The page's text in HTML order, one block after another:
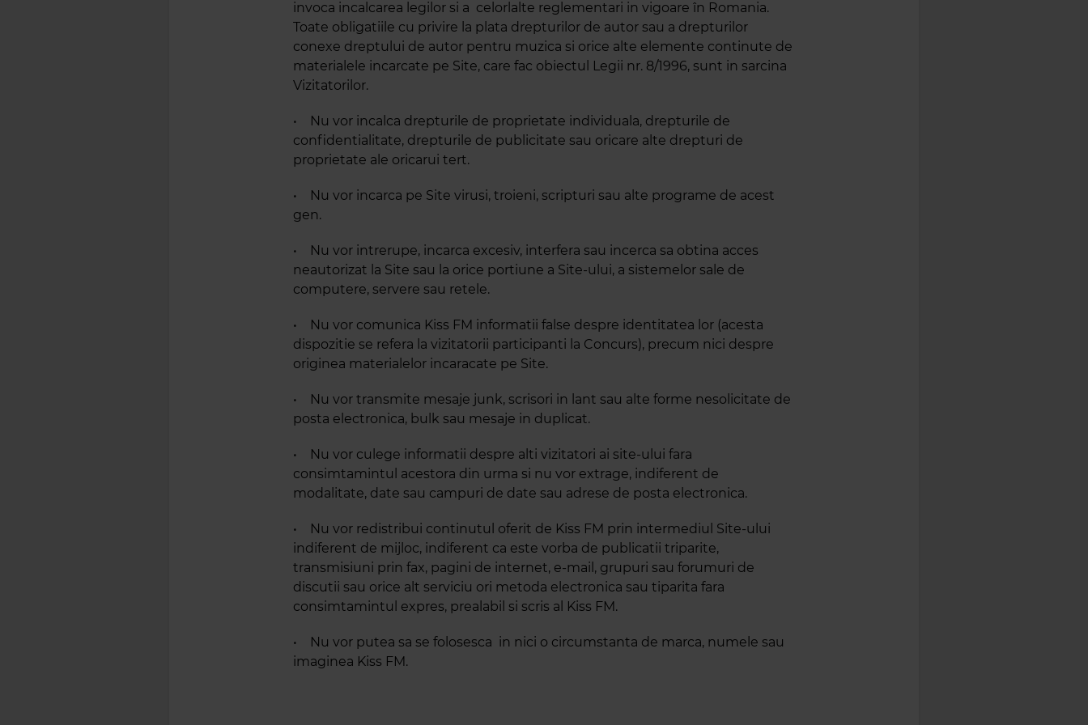
invoca incalcarea legilor si a celorlalte reglementari in vigoare în Romania.
Toate obligatiile cu privire la plata drepturilor de autor sau a drepturilor
conexe dreptului de autor pentru muzica si orice alte elemente continute de
materialele incarcate pe Site, care fac obiectul Legii nr. 8/1996, sunt in sarcina
Vizitatorilor.
• Nu vor incalca drepturile de proprietate individuala, drepturile de
confidentialitate, drepturile de publicitate sau oricare alte drepturi de
proprietate ale oricarui tert.
• Nu vor incarca pe Site virusi, troieni, scripturi sau alte programe de acest
gen.
• Nu vor intrerupe, incarca excesiv, interfera sau incerca sa obtina acces
neautorizat la Site sau la orice portiune a Site-ului, a sistemelor sale de
computere, servere sau retele.
• Nu vor comunica Kiss FM informatii false despre identitatea lor (acesta
dispozitie se refera la vizitatorii participanti la Concurs), precum nici despre
originea materialelor incaracate pe Site.
• Nu vor transmite mesaje junk, scrisori in lant sau alte forme nesolicitate de
posta electronica, bulk sau mesaje in duplicat.
• Nu vor culege informatii despre alti vizitatori ai site-ului fara
consimtamintul acestora din urma si nu vor extrage, indiferent de
modalitate, date sau campuri de date sau adrese de posta electronica.
• Nu vor redistribui continutul oferit de Kiss FM prin intermediul Site-ului
indiferent de mijloc, indiferent ca este vorba de publicatii triparite,
transmisiuni prin fax, pagini de internet, e-mail, grupuri sau forumuri de
discutii sau orice alt serviciu ori metoda electronica sau tiparita fara
consimtamintul expres, prealabil si scris al Kiss FM.
• Nu vor putea sa se folosesca in nici o circumstanta de marca, numele sau
imaginea Kiss FM.